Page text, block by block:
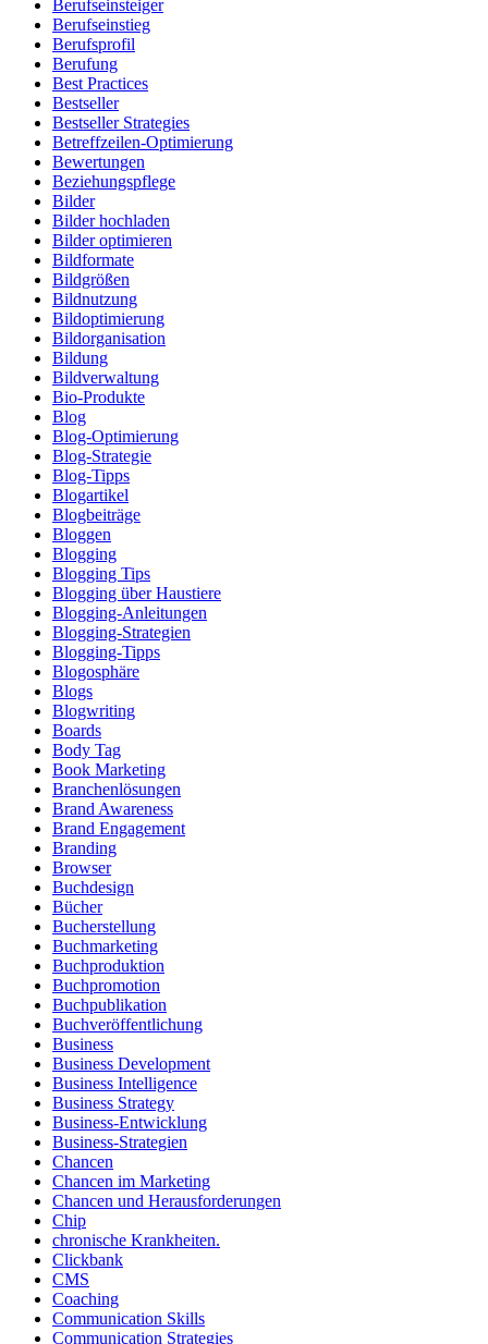
Berufseinsteiger
Berufseinstieg
Berufsprofil
Berufung
Best Practices
Bestseller
Bestseller Strategies
Betreffzeilen-Optimierung
Bewertungen
Beziehungspflege
Bilder
Bilder hochladen
Bilder optimieren
Bildformate
Bildgrößen
Bildnutzung
Bildoptimierung
Bildorganisation
Bildung
Bildverwaltung
Bio-Produkte
Blog
Blog-Optimierung
Blog-Strategie
Blog-Tipps
Blogartikel
Blogbeiträge
Bloggen
Blogging
Blogging Tips
Blogging über Haustiere
Blogging-Anleitungen
Blogging-Strategien
Blogging-Tipps
Blogosphäre
Blogs
Blogwriting
Boards
Body Tag
Book Marketing
Branchenlösungen
Brand Awareness
Brand Engagement
Branding
Browser
Buchdesign
Bücher
Bucherstellung
Buchmarketing
Buchproduktion
Buchpromotion
Buchpublikation
Buchveröffentlichung
Business
Business Development
Business Intelligence
Business Strategy
Business-Entwicklung
Business-Strategien
Chancen
Chancen im Marketing
Chancen und Herausforderungen
Chip
chronische Krankheiten.
Clickbank
CMS
Coaching
Communication Skills
Communication Strategies